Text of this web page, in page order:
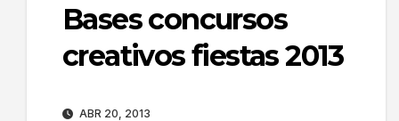
Bases concursos
creativos fiestas 2013
ABR 20, 2013